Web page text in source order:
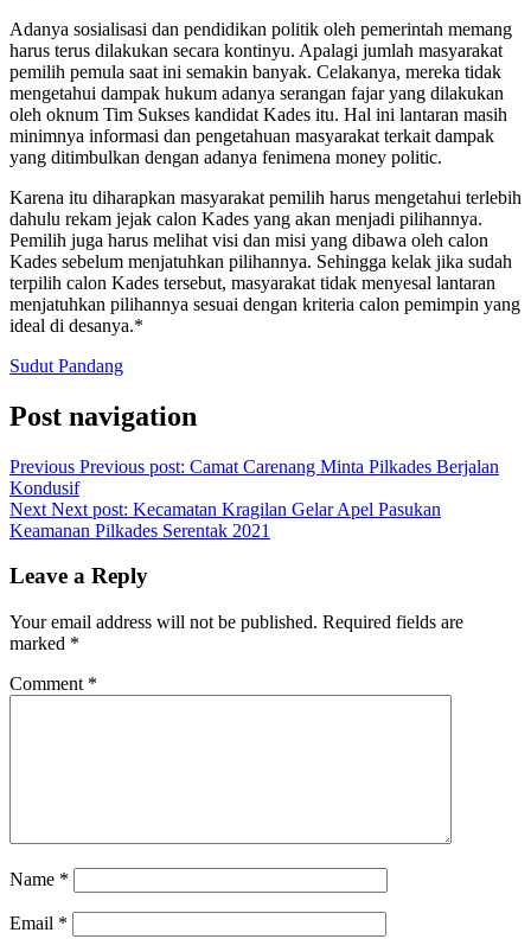
Adanya sosialisasi dan pendidikan politik oleh pemerintah memang
harus terus dilakukan secara kontinyu. Apalagi jumlah masyarakat
pemilih pemula saat ini semakin banyak. Celakanya, mereka tidak
mengetahui dampak hukum adanya serangan fajar yang dilakukan
oleh oknum Tim Sukses kandidat Kades itu. Hal ini lantaran masih
minimnya informasi dan pengetahuan masyarakat terkait dampak
yang ditimbulkan dengan adanya fenimena money politic.
Karena itu diharapkan masyarakat pemilih harus mengetahui terlebih
dahulu rekam jejak calon Kades yang akan menjadi pilihannya.
Pemilih juga harus melihat visi dan misi yang dibawa oleh calon
Kades sebelum menjatuhkan pilihannya. Sehingga kelak jika sudah
terpilih calon Kades tersebut, masyarakat tidak menyesal lantaran
menjatuhkan pilihannya sesuai dengan kriteria calon pemimpin yang
ideal di desanya.*
Sudut Pandang
Post navigation
Previous Previous post: Camat Carenang Minta Pilkades Berjalan
Kondusif
Next Next post: Kecamatan Kragilan Gelar Apel Pasukan
Keamanan Pilkades Serentak 2021
Leave a Reply
Your email address will not be published. Required fields are
marked *
Comment *
Name *
Email *